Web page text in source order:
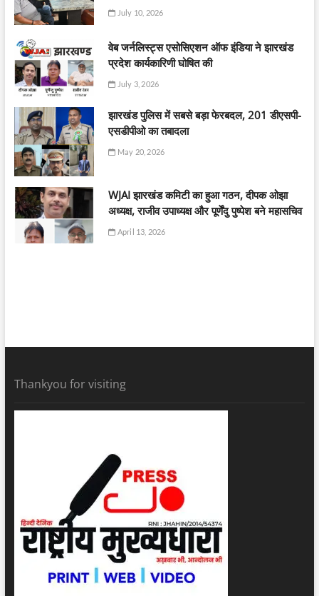
July 10, 2026
वेब जर्नलिस्ट्स एसोसिएशन ऑफ इंडिया ने झारखंड
प्रदेश कार्यकारिणी घोषित की
July 3, 2026
झारखंड पुलिस में सबसे बड़ा फेरबदल, 201 डीएसपी-
एसडीपीओ का तबादला
May 20, 2026
WJAI झारखंड कमिटी का हुआ गठन, दीपक ओझा
अध्यक्ष, राजीव उपाध्यक्ष और पूर्णेंदु पुष्पेश बने महासचिव
April 13, 2026
Thankyou for visiting